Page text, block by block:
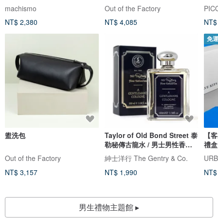
machismo
NT$ 2,380
盥洗包
Out of the Factory
NT$ 3,157
Out of the Factory
NT$ 4,085
Taylor of Old Bond Street 泰
勒秘傳古龍水 / 男士男性香水
香氛
紳士洋行 The Gentry & Co.
NT$ 1,990
免
【
禮
男生禮物主題館 ▸